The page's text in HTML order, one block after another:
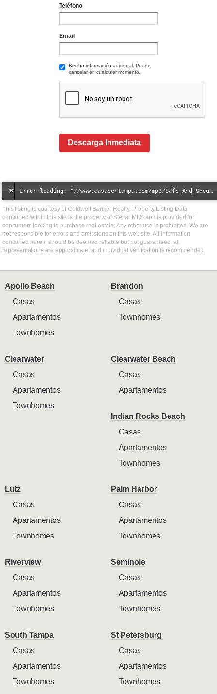
Teléfono
Email
Reciba información adicional. Puede
cancelar en cualquier momento.
Descarga Inmediata
Error loading: "//www.casasentampa.com/mp3/Safe_And_Secure_full_mix_mp3.mp3"
This listing is courtesy of Coldwell Banker Realty. Property Listing Data
contained within this site is the property of Stellar MLS and is provided for
consumers looking to purchase real estate. Any other use is prohibited. We are
not responsible for errors and omissions on this web site. All information
contained herein should be deemed reliable but not guaranteed, all
representations are approximate, and individual verification is recommended.
Apollo Beach
Casas
Apartamentos
Townhomes
Brandon
Casas
Townhomes
Clearwater
Casas
Apartamentos
Townhomes
Clearwater Beach
Casas
Apartamentos
Indian Rocks Beach
Casas
Apartamentos
Townhomes
Lutz
Casas
Apartamentos
Townhomes
Palm Harbor
Casas
Apartamentos
Townhomes
Riverview
Casas
Apartamentos
Townhomes
Seminole
Casas
Apartamentos
Townhomes
South Tampa
Casas
Apartamentos
Townhomes
St Petersburg
Casas
Apartamentos
Townhomes